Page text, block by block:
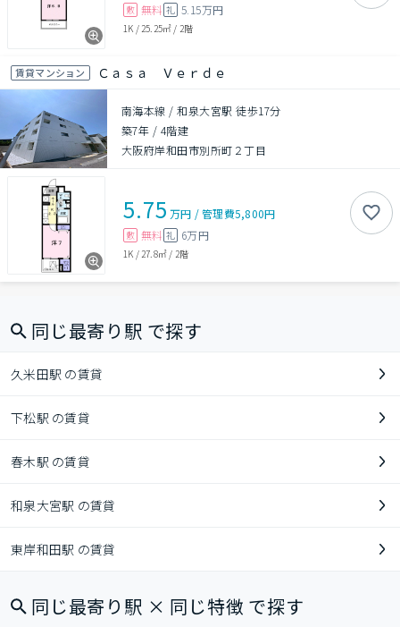
敷 無料 礼 5.15万円
1K / 25.25㎡ / 2階
賃貸マンション Ｃａｓａ Ｖｅｒｄｅ
南海本線 / 和泉大宮駅 徒歩17分
築7年 / 4階建
大阪府岸和田市別所町２丁目
5.75 万円 /管理費5,800円
敷 無料 礼 6万円
1K / 27.8㎡ / 2階
同じ最寄り駅 で探す
久米田駅 の賃貸
下松駅 の賃貸
春木駅 の賃貸
和泉大宮駅 の賃貸
東岸和田駅 の賃貸
同じ最寄り駅 × 同じ特徴 で探す